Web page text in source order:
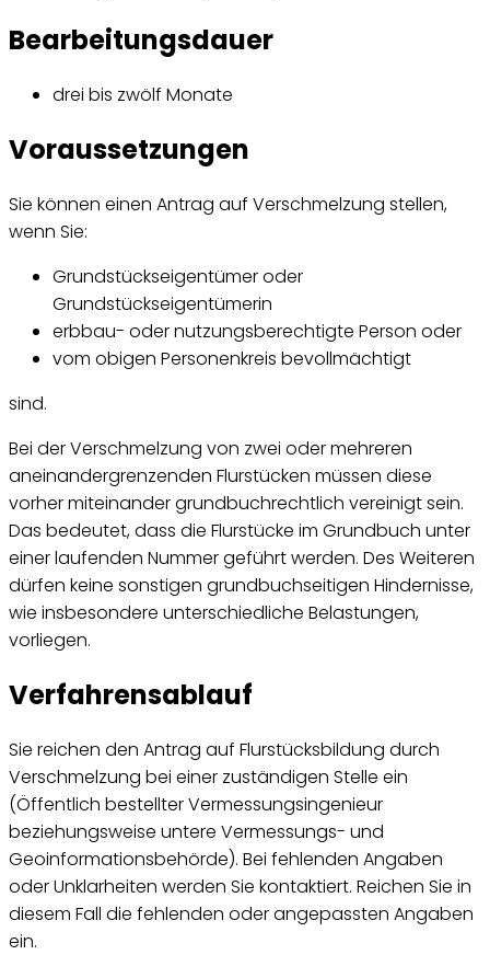
Bearbeitungsdauer
drei bis zwölf Monate
Voraussetzungen
Sie können einen Antrag auf Verschmelzung stellen,
wenn Sie:
Grundstückseigentümer oder
Grundstückseigentümerin
erbbau- oder nutzungsberechtigte Person oder
vom obigen Personenkreis bevollmächtigt
sind.
Bei der Verschmelzung von zwei oder mehreren
aneinandergrenzenden Flurstücken müssen diese
vorher miteinander grundbuchrechtlich vereinigt sein.
Das bedeutet, dass die Flurstücke im Grundbuch unter
einer laufenden Nummer geführt werden. Des Weiteren
dürfen keine sonstigen grundbuchseitigen Hindernisse,
wie insbesondere unterschiedliche Belastungen,
vorliegen.
Verfahrensablauf
Sie reichen den Antrag auf Flurstücksbildung durch
Verschmelzung bei einer zuständigen Stelle ein
(Öffentlich bestellter Vermessungsingenieur
beziehungsweise untere Vermessungs- und
Geoinformationsbehörde). Bei fehlenden Angaben
oder Unklarheiten werden Sie kontaktiert. Reichen Sie in
diesem Fall die fehlenden oder angepassten Angaben
ein.